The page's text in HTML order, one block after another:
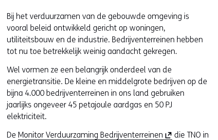
s
t
n
a
r
e
e
n
a
n
j
s
t
n
a
r
e
e
a
i
n
i
w
v
s
Bij het verduurzamen van de gebouwde omgeving is
vooral beleid ontwikkeld gericht op woningen,
utiliteitsbouw en de industrie. Bedrijventerreinen hebben
tot nu toe betrekkelijk weinig aandacht gekregen.
Wel vormen ze een belangrijk onderdeel van de
energietransitie. De kleine en middelgrote bedrijven op de
bijna 4.000 bedrijventerreinen in ons land gebruiken
jaarlijks ongeveer 45 petajoule aardgas en 50 PJ
elektriciteit.
De Monitor Verduurzaming Bedrijventerreinen (
die TNO in